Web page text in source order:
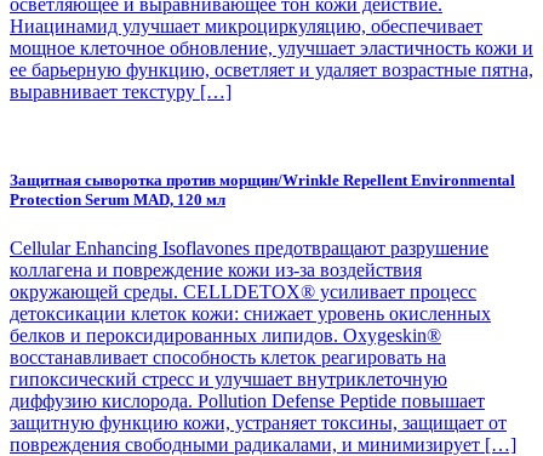
осветляющее и выравнивающее тон кожи действие.
Ниацинамид улучшает микроциркуляцию, обеспечивает
мощное клеточное обновление, улучшает эластичность кожи и
ее барьерную функцию, осветляет и удаляет возрастные пятна,
выравнивает текстуру […]
Защитная сыворотка против морщин/Wrinkle Repellent Environmental
Protection Serum MAD, 120 мл
Cellular Enhancing Isoflavones предотвращают разрушение
коллагена и повреждение кожи из-за воздействия
окружающей среды. CELLDETOX® усиливает процесс
детоксикации клеток кожи: снижает уровень окисленных
белков и пероксидированных липидов. Oxygeskin®
восстанавливает способность клеток реагировать на
гипоксический стресс и улучшает внутриклеточную
диффузию кислорода. Pollution Defense Peptide повышает
защитную функцию кожи, устраняет токсины, защищает от
повреждения свободными радикалами, и минимизирует […]